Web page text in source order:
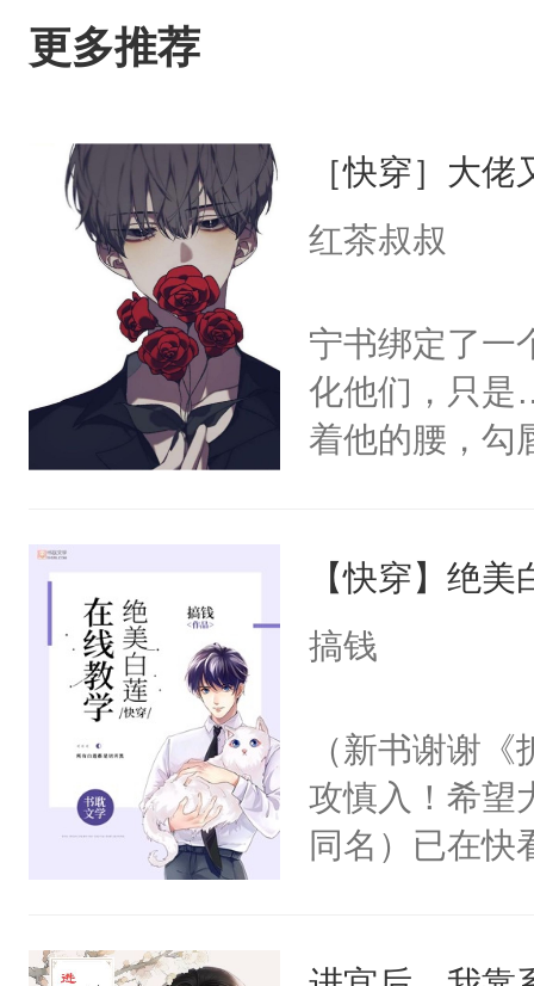
更多推荐
［快穿］大
红茶叔叔
宁书绑定了一
化他们，只是
着他的腰，勾
来，给老公
用力——为你
【快穿】绝
搞钱
（新书谢谢
攻慎入！希望
同名）已在快